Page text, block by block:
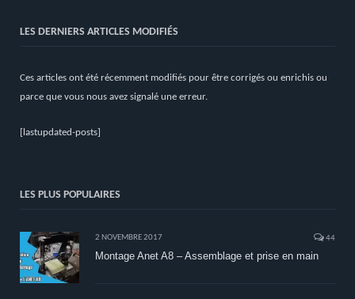
LES DERNIERS ARTICLES MODIFIÉS
Ces articles ont été récemment modifiés pour être corrigés ou enrichis ou
parce que vous nous avez signalé une erreur.
[lastupdated-posts]
LES PLUS POPULAIRES
2 NOVEMBRE 2017 44
Montage Anet A8 – Assemblage et prise en main